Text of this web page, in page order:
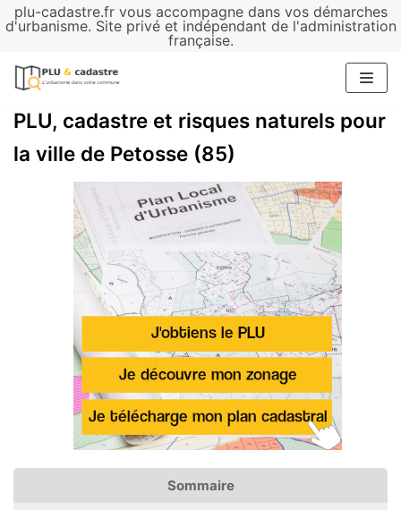
plu-cadastre.fr vous accompagne dans vos démarches
d'urbanisme. Site privé et indépendant de l'administration
française.
Aller
contenu
PLU, cadastre et risques naturels pour
la ville de Petosse (85)
Sommaire